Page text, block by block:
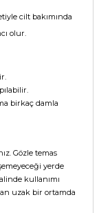
cilt bakımında
olur.
birkaç damla
Gözle temas
yerde
kullanımı
uzak bir ortamda